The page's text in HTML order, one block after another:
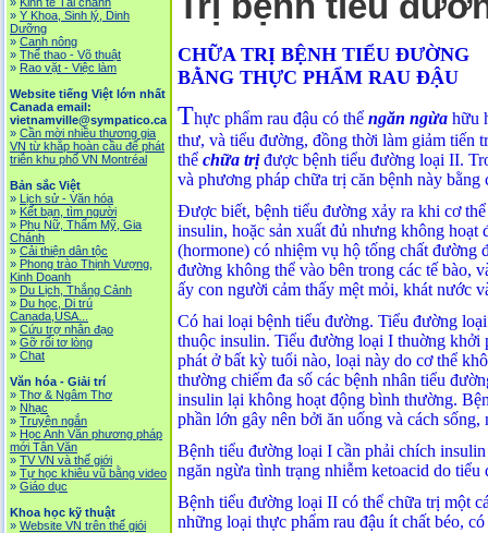
» Y Khoa, Sinh lý, Dinh
Dưỡng
» Canh nông
» Thể thao - Võ thuật
» Rao vặt - Việc làm
Website tiếng Việt lớn nhất
Canada email:
vietnamville@sympatico.ca
» Cần mời nhiều thương gia
VN từ khắp hoàn cầu để phát
triễn khu phố VN Montréal
Bản sắc Việt
» Lịch sử - Văn hóa
» Kết bạn, tìm người
» Phụ Nữ, Thẩm Mỹ, Gia
Chánh
» Cải thiện dân tộc
» Phong trào Thịnh Vượng,
Kinh Doanh
» Du Lịch, Thắng Cảnh
» Du học, Di trú
Canada,USA...
» Cứu trợ nhân đạo
» Gỡ rối tơ lòng
» Chat
Văn hóa - Giải trí
» Thơ & Ngâm Thơ
» Nhạc
» Truyện ngắn
» Học Anh Văn phương pháp
mới Tân Văn
» TV VN và thế giới
» Tự học khiêu vũ bằng video
» Giáo dục
Khoa học kỹ thuật
» Website VN trên thế giói
CHỮA TRỊ BỆNH TIỂU ĐƯỜNG
BẰNG THỰC PHẨM RAU ĐẬU
Thực phẩm rau đậu có thể ngăn ngừa hữu
thư, và tiểu đường, đồng thời làm giảm tiến
thể chữa trịđược bệnh tiểu đường loại II.
và phương pháp chữa trị căn bệnh này
Được biết, bệnh tiểu đường xảy ra khi cơ
insulin, hoặc sản xuất đủ nhưng không
(hormone) có nhiệm vụ hộ tống chất đường
đường không thể vào bên trong các tế bào,
ấy con người cảm thấy mệt mỏi, khát nước
Có hai loại bệnh tiểu đường. Tiểu đường
thuộc insulin. Tiểu đường loại I thuờng khởi
phát ở bất kỳ tuổi nào, loại này do cơ thể
thường chiếm đa số các bệnh nhân tiểu
insulin lại không hoạt động bình thường.
phần lớn gây nên bởi ăn uống và cách
Bệnh tiểu đường loại I cần phải chích
ngăn ngừa tình trạng nhiễm ketoacid do
Bệnh tiểu đường loại II có thể chữa trị một
những loại thực phẩm rau đậu ít chất béo,